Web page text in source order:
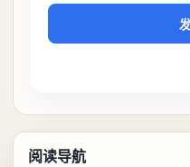
阅读导航